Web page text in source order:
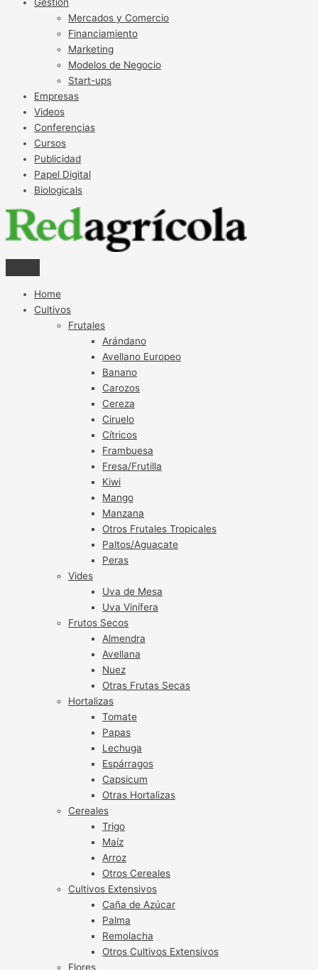
Mercados y Comercio
Financiamiento
Marketing
Modelos de Negocio
Start-ups
Empresas
Videos
Conferencias
Cursos
Publicidad
Papel Digital
Biologicals
Home
Cultivos
Frutales
Arándano
Avellano Europeo
Banano
Carozos
Cereza
Ciruelo
Cítricos
Frambuesa
Fresa/Frutilla
Kiwi
Mango
Manzana
Otros Frutales Tropicales
Paltos/Aguacate
Peras
Vides
Uva de Mesa
Uva Vinífera
Frutos Secos
Almendra
Avellana
Nuez
Otras Frutas Secas
Hortalizas
Tomate
Papas
Lechuga
Espárragos
Capsicum
Otras Hortalizas
Cereales
Trigo
Maíz
Arroz
Otros Cereales
Cultivos Extensivos
Caña de Azúcar
Palma
Remolacha
Otros Cultivos Extensivos
Flores